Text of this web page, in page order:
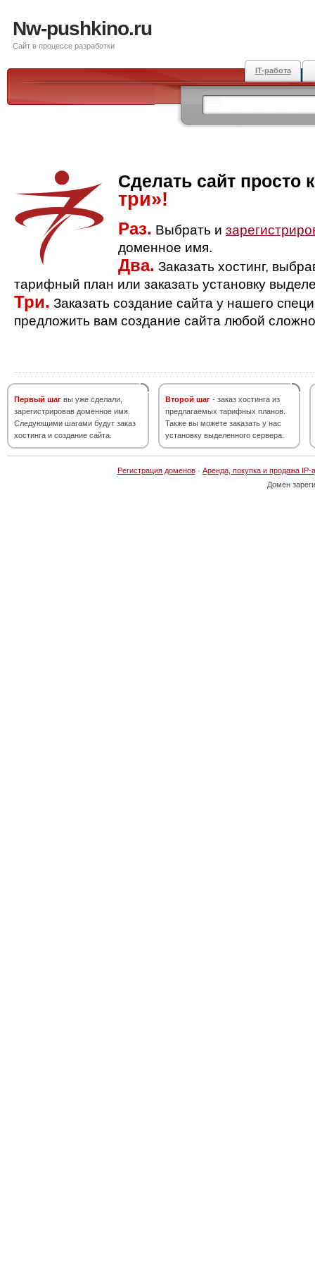
Nw-pushkino.ru
Сайт в процессе разработки
IT-работа
Сделать сайт просто
три»!
Раз. Выбрать и
доменное имя.
Два. Заказать хостинг,
тарифный план или заказать установку
Три. Заказать создание сайта у нашего
предложить вам создание сайта любой
Первый шаг вы уже сделали,
зарегистрировав доменное имя.
Следующими шагами будут заказ
хостинга и создание сайта.
Второй шаг - заказ хостинга из
предлагаемых тарифных планов.
Также вы можете заказать у нас
установку выделенного сервера.
Регистрация доменов· Аренда, покупка и продажа IP-
Домен